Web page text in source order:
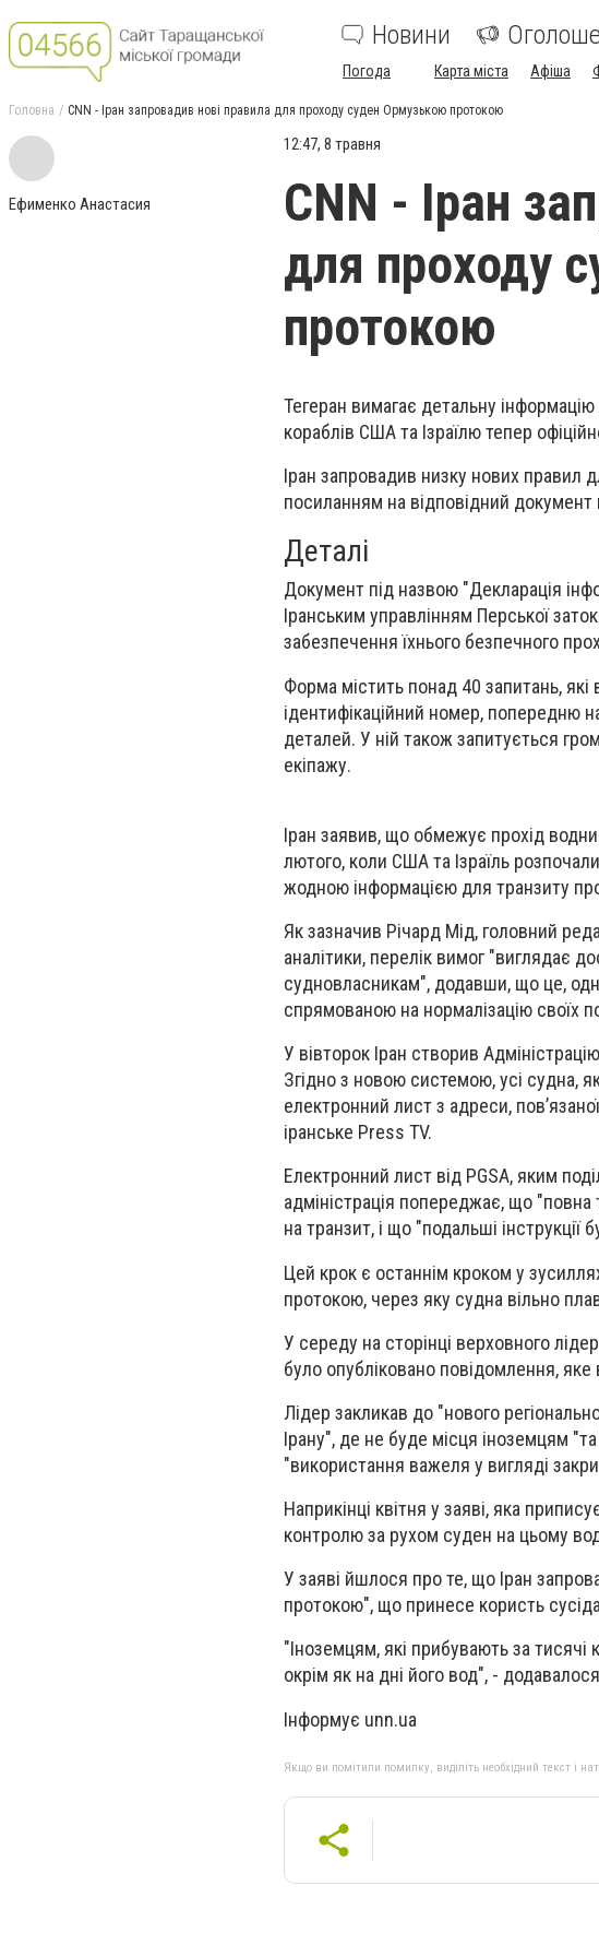
Новини
Погода Карта міста Афіша
Головна CNN - Іран запровадив нові правила для проходу суден Ормузькою протокою
Ефименко Анастасия
12:47, 8 травня
CNN - Іран
для проходу
протокою
Тегеран вимагає детальну
кораблів США та Ізраїлю тепер
Іран запровадив низку нових правил
посиланням на відповідний
Деталі
Документ під назвою "Декларація
Іранським управлінням Перської
забезпечення їхнього безпечного
Форма містить понад 40 запитань,
ідентифікаційний номер, попередню
деталей. У ній також запитується
екіпажу.
Іран заявив, що обмежує прохід
лютого, коли США та Ізраїль
жодною інформацією для транзиту
Як зазначив Річард Мід, головний
аналітики, перелік вимог "виглядає
судновласникам", додавши, що це,
спрямованою на нормалізацію своїх
У вівторок Іран створив
Згідно з новою системою, усі судна,
електронний лист з адреси,
іранське Press TV.
Електронний лист від PGSA, яким
адміністрація попереджає, що
на транзит, і що "подальші
Цей крок є останнім кроком у
протокою, через яку судна вільно
У середу на сторінці верховного
було опубліковано повідомлення,
Лідер закликав до "нового
Ірану", де не буде місця іноземцям
"використання важеля у вигляді
Наприкінці квітня у заяві, яка
контролю за рухом суден на цьому
У заяві йшлося про те, що Іран
протокою", що принесе користь
"Іноземцям, які прибувають за тисячі
окрім як на дні його вод", -
Інформує unn.ua
Якщо ви помітили помилку, виділіть необхідний текст і